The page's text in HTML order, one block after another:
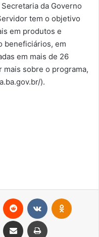
da Governo
tem o objetivo
em produtos e
beneficiários, em
em mais de 26
sobre o programa,
).
Pinterest Reddit
Viber Compartilhar via e-mail Imprimir